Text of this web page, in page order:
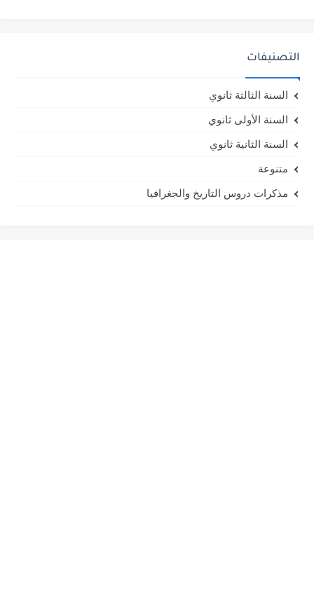
التصنيفات
السنة الثالثة ثانوي
السنة الأولى ثانوي
السنة الثانية ثانوي
متنوعة
مذكرات دروس التاريخ والجغرافيا